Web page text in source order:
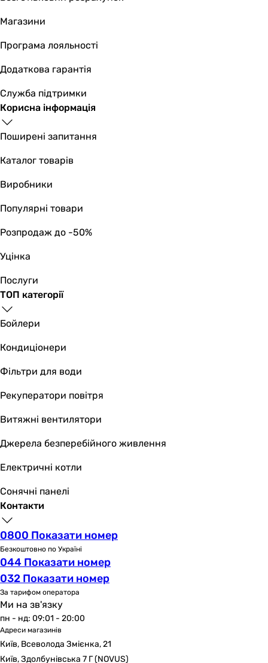
Магазини
Програма лояльності
Додаткова гарантія
Служба підтримки
Корисна інформація
Поширені запитання
Каталог товарів
Виробники
Популярні товари
Розпродаж до -50%
Уцінка
Послуги
ТОП категорії
Бойлери
Кондиціонери
Фільтри для води
Рекуператори повітря
Витяжні вентилятори
Джерела безперебійного живлення
Електричні котли
Сонячні панелі
Контакти
0800 Показати номер
Безкоштовно по Україні
044 Показати номер
032 Показати номер
За тарифом оператора
Ми на зв'язку
пн - нд: 09:01 - 20:00
Адреси магазинів
Київ, Всеволода Змієнка, 21
Київ, Здолбунівська 7 Г (NOVUS)